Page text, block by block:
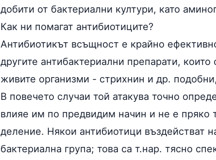
добити от бактериални култури, като
Как ни помагат антибиотиците?
Антибиотикът всъщност е крайно
другите антибактериални препарати, които
живите организми - стрихнин и др.
В повечето случаи той атакува точно
влияе им по предвидим начин и не е пряко
деление. Някои антибиотици въздействат
бактериална група; това са т.нар. тясно